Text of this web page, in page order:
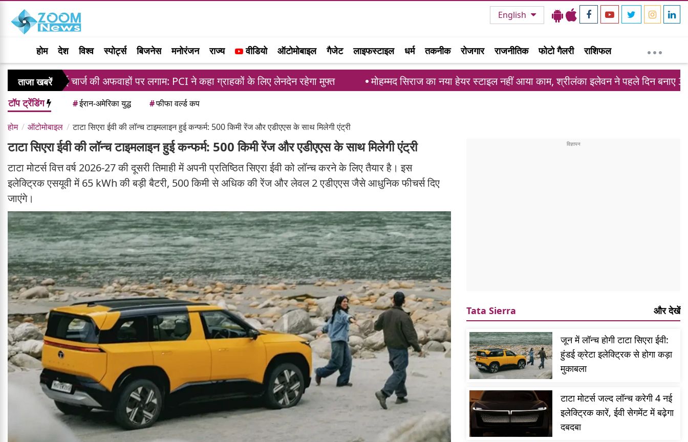
English
होम देश विश्व स्पोर्ट्स बिजनेस मनोरंजन राज्य वीडियो ऑटोमोबाइल गैजेट लाइफस्टाइल धर्म तकनीक रोजगार राजनीतिक फोटो गैलरी राशिफल
ताजा खबरें
चार्ज की अफवाहों पर लगाम: PCI ने कहा ग्राहकों के लिए लेनदेन रहेगा मुफ्त मोहम्मद सिराज का नया हेयर स्टाइल नहीं आया काम, श्रीलंका इलेवन ने पहले दिन बनाए 363 रन
टॉप ट्रेंडिंग #ईरान-अमेरिका युद्ध #फीफा वर्ल्ड कप
होम ऑटोमोबाइल टाटा सिएरा ईवी की लॉन्च टाइमलाइन हुई कन्फर्म: 500 किमी रेंज और एडीएएस के साथ मिलेगी एंट्री
टाटा सिएरा ईवी की लॉन्च टाइमलाइन हुई कन्फर्म: 500 किमी रेंज और एडीएएस के साथ मिलेगी एंट्री
टाटा मोटर्स वित्त वर्ष 2026-27 की दूसरी तिमाही में अपनी प्रतिष्ठित सिएरा ईवी को लॉन्च करने के लिए तैयार है। इस
इलेक्ट्रिक एसयूवी में 65 kWh की बड़ी बैटरी, 500 किमी से अधिक की रेंज और लेवल 2 एडीएएस जैसे आधुनिक फीचर्स दिए
जाएंगे।
Tata Sierra और देखें
जून में लॉन्च होगी टाटा सिएरा ईवी:
हुंडई क्रेटा इलेक्ट्रिक से होगा कड़ा
मुकाबला
टाटा मोटर्स जल्द लॉन्च करेगी 4 नई
इलेक्ट्रिक कारें, ईवी सेगमेंट में बढ़ेगा
दबदबा